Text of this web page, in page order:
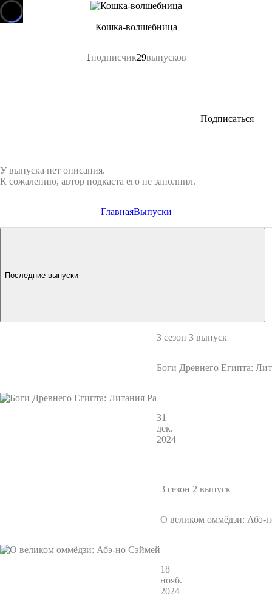
Кошка-волшебница
1подписчик29выпусков
Подписаться
У выпуска нет описания.
К сожалению, автор подкаста его не заполнил.
ГлавнаяВыпуски
Последние выпуски
3 сезон 3 выпуск
Боги Древнего Египта:
31
дек.
2024
3 сезон 2 выпуск
О великом оммёдзи: Абэ-
18
нояб.
2024